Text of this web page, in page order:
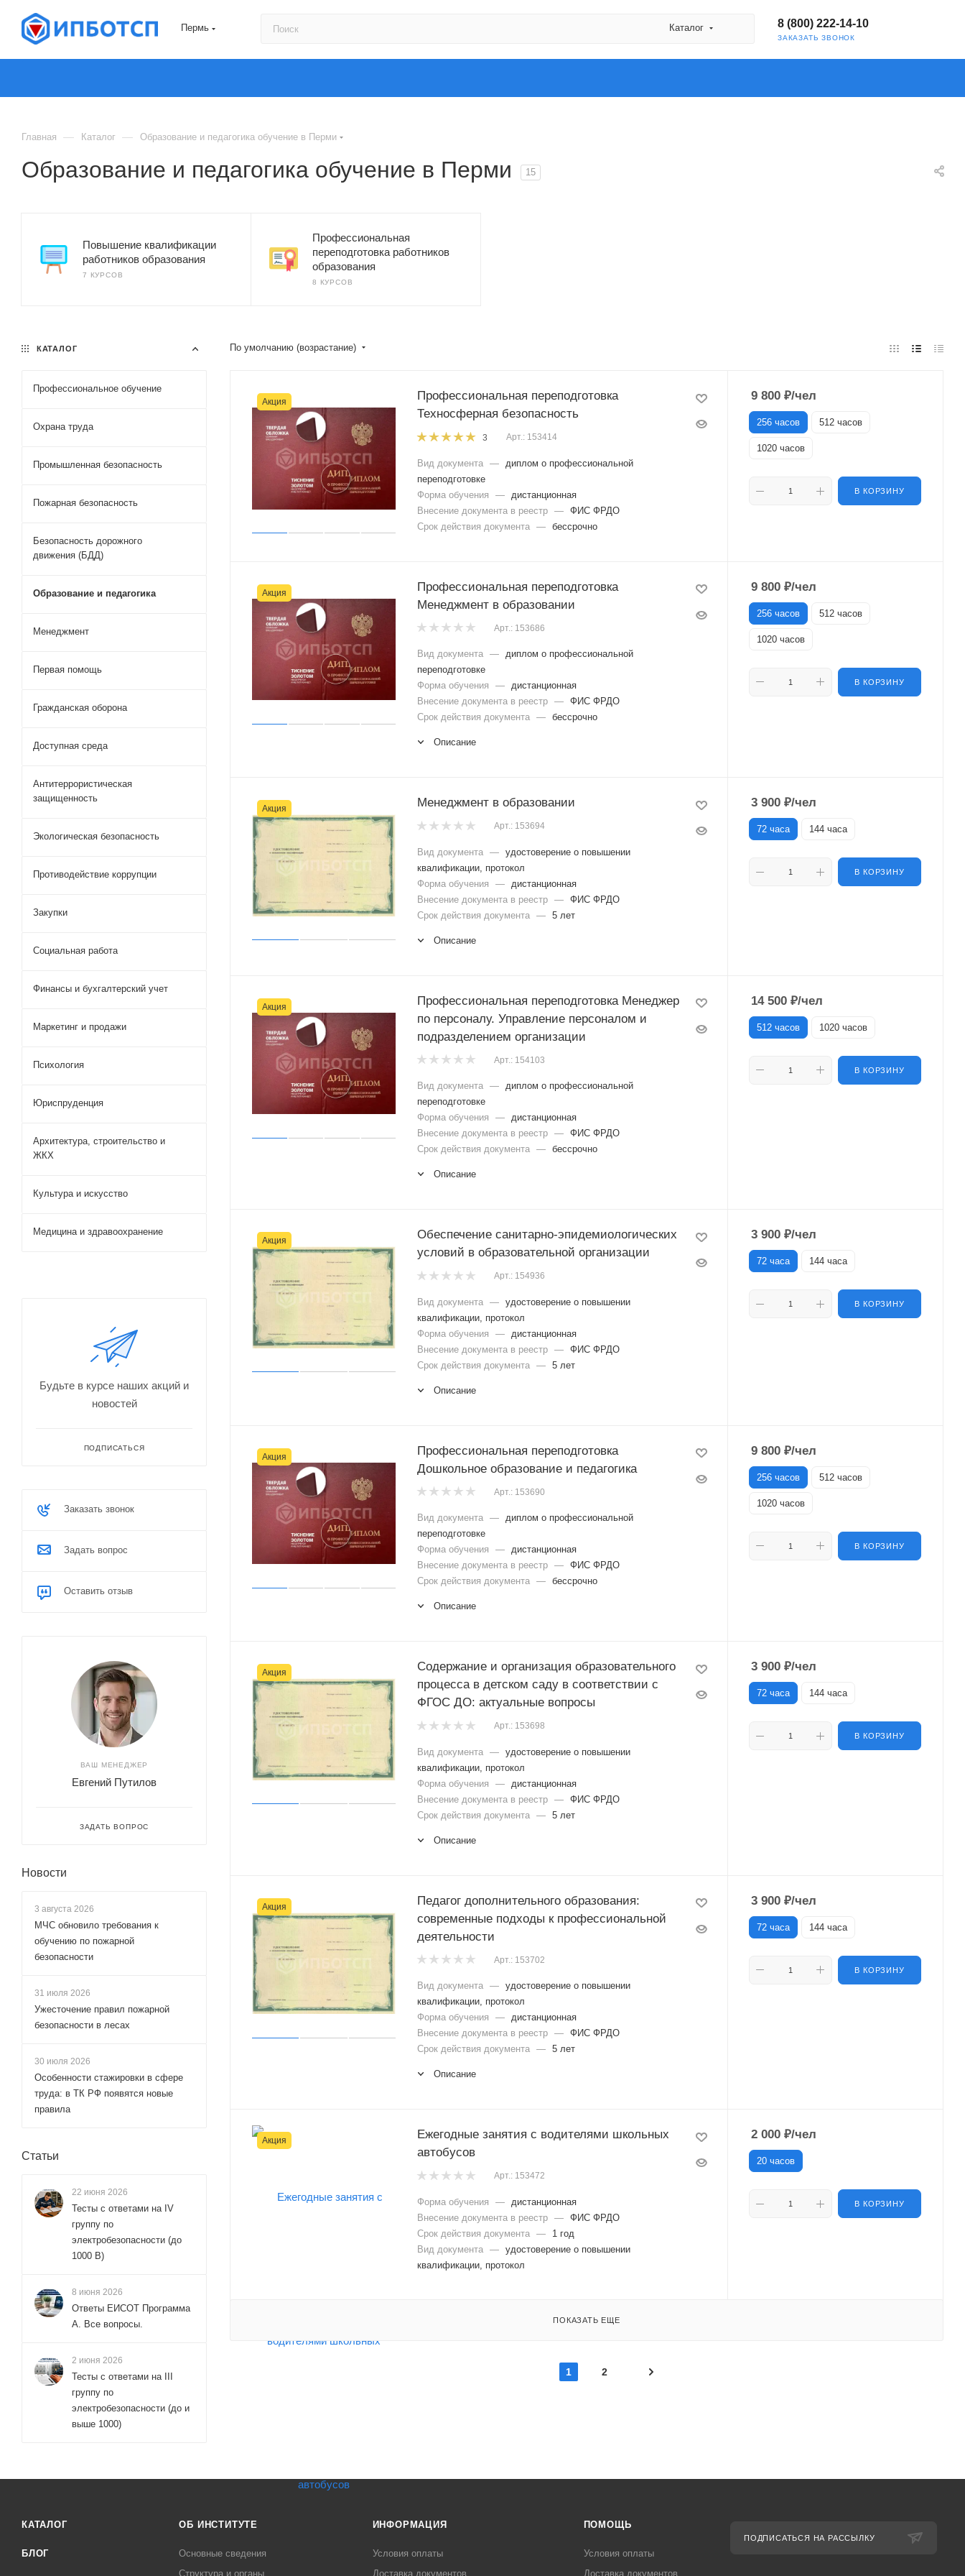
Пермь Каталог 8 (800) 222-14-10
ЗАКАЗАТЬ ЗВОНОК
Главная — Каталог — Образование и педагогика обучение в Перми
Образование и педагогика обучение в Перми 15
Повышение квалификации
работников образования
7 КУРСОВ
Профессиональная
переподготовка работников
образования
8 КУРСОВ
По умолчанию (возрастание)
Акция
Профессиональная переподготовка
Техносферная безопасность
3 Арт.: 153414
Вид документа —
диплом о профессиональной
переподготовке
Форма обучения
—
дистанционная
Внесение документа в реестр — ФИС ФРДО
Срок действия документа — бессрочно
9 800 ₽/чел
256 часов 512 часов
1020 часов
В КОРЗИНУ
Акция
Профессиональная переподготовка
Менеджмент в образовании
Арт.: 153686
Вид документа — диплом о профессиональной
переподготовке
Форма обучения
— дистанционная
Внесение документа в реестр — ФИС ФРДО
Срок действия документа — бессрочно
Описание
9 800 ₽/чел
256 часов 512 часов
1020 часов
В КОРЗИНУ
Акция Менеджмент в образовании
Арт.: 153694
Вид документа — удостоверение о повышении
квалификации, протокол
Форма обучения
—
дистанционная
Внесение документа в реестр — ФИС ФРДО
Срок действия документа — 5 лет
Описание
3 900 ₽/чел
72 часа 144 часа
В КОРЗИНУ
Акция
Профессиональная переподготовка Менеджер
по персоналу. Управление персоналом и
подразделением организации
Арт.: 154103
Вид документа — диплом о профессиональной
переподготовке
Форма обучения
— дистанционная
Внесение документа в реестр — ФИС ФРДО
Срок действия документа — бессрочно
Описание
14 500 ₽/чел
512 часов 1020 часов
В КОРЗИНУ
Акция
Обеспечение санитарно-эпидемиологических
условий в образовательной организации
Арт.: 154936
Вид документа — удостоверение о повышении
квалификации, протокол
Форма обучения
—
дистанционная
Внесение документа в реестр — ФИС ФРДО
Срок действия документа — 5 лет
Описание
3 900 ₽/чел
72 часа 144 часа
В КОРЗИНУ
Акция
Профессиональная переподготовка
Дошкольное образование и педагогика
Арт.: 153690
Вид документа — диплом о профессиональной
переподготовке
Форма обучения
— дистанционная
Внесение документа в реестр — ФИС ФРДО
Срок действия документа — бессрочно
Описание
9 800 ₽/чел
256 часов 512 часов
1020 часов
В КОРЗИНУ
Акция
Содержание и организация образовательного
процесса в детском саду в соответствии с
ФГОС ДО: актуальные вопросы
Арт.: 153698
Вид документа — удостоверение о повышении
квалификации, протокол
Форма обучения
—
дистанционная
Внесение документа в реестр — ФИС ФРДО
Срок действия документа — 5 лет
Описание
3 900 ₽/чел
72 часа 144 часа
В КОРЗИНУ
Акция
Педагог дополнительного образования:
современные подходы к профессиональной
деятельности
Арт.: 153702
Вид документа — удостоверение о повышении
квалификации, протокол
Форма обучения
— дистанционная
Внесение документа в реестр — ФИС ФРДО
Срок действия документа — 5 лет
Описание
3 900 ₽/чел
72 часа 144 часа
В КОРЗИНУ
Акция
Ежегодные занятия с водителями школьных
автобусов
Арт.: 153472
Форма обучения —
дистанционная
Внесение документа в реестр — ФИС ФРДО
Срок действия документа —
1 год
Вид документа — удостоверение о повышении
квалификации, протокол
2 000 ₽/чел
20 часов
В КОРЗИНУ
ПОКАЗАТЬ ЕЩЕ
1 2
КАТАЛОГ
Профессиональное обучение
Охрана труда
Промышленная безопасность
Пожарная безопасность
Безопасность дорожного
движения (БДД)
Образование и педагогика
Менеджмент
Первая помощь
Гражданская оборона
Доступная среда
Антитеррористическая
защищенность
Экологическая безопасность
Противодействие коррупции
Закупки
Социальная работа
Финансы и бухгалтерский учет
Маркетинг и продажи
Психология
Юриспруденция
Архитектура, строительство и
ЖКХ
Культура и искусство
Медицина и здравоохранение
Будьте в курсе наших акций и
новостей
ПОДПИСАТЬСЯ
Заказать звонок
Задать вопрос
Оставить отзыв
ВАШ МЕНЕДЖЕР
Евгений Путилов
ЗАДАТЬ ВОПРОС
Новости
3 августа 2026
МЧС обновило требования к
обучению по пожарной
безопасности
31 июля 2026
Ужесточение правил пожарной
безопасности в лесах
30 июля 2026
Особенности стажировки в сфере
труда: в ТК РФ появятся новые
правила
Статьи
22 июня 2026
Тесты с ответами на IV
группу по
электробезопасности (до
1000 В)
8 июня 2026
Ответы ЕИСОТ Программа
А. Все вопросы.
2 июня 2026
Тесты с ответами на III
группу по
электробезопасности (до и
выше 1000)
КАТАЛОГ
БЛОГ
ОБ ИНСТИТУТЕ
Основные сведения
Структура и органы
ИНФОРМАЦИЯ
Условия оплаты
Доставка документов
ПОМОЩЬ
Условия оплаты
Доставка документов
ПОДПИСАТЬСЯ НА РАССЫЛКУ